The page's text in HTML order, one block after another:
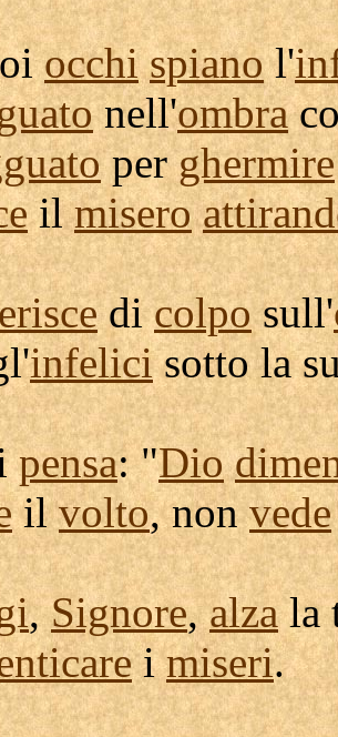
occhi spianol'
nell'ombra
perghermire
ilmisero
dicolposull'
infelicisotto la
pensa: "Dio
ilvolto, nonvede
,Signore,alzala
imiseri.